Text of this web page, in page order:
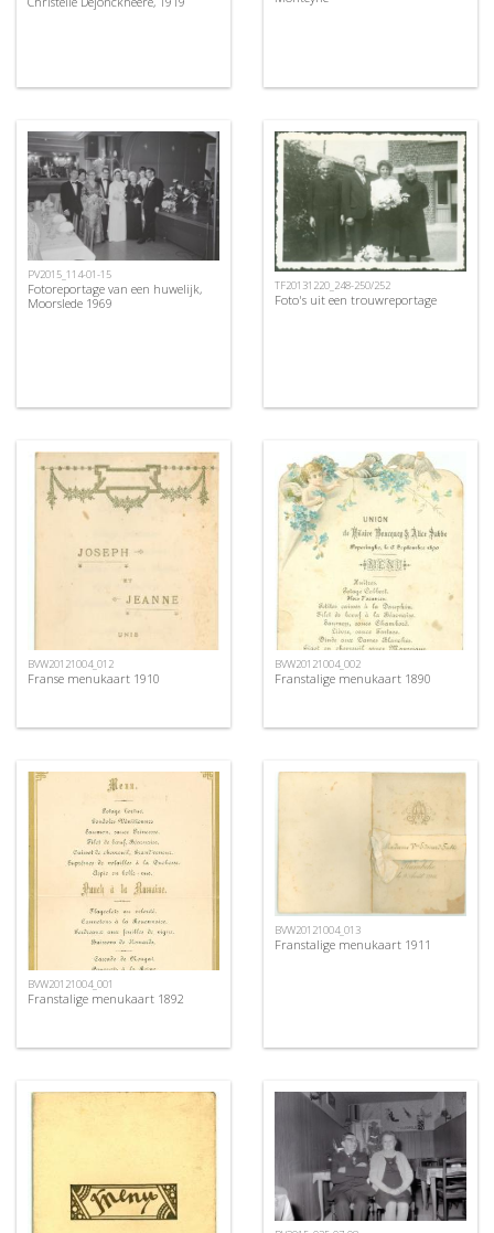
PV2015_114-01-15
Fotoreportage van een huwelijk,
Moorslede 1969
TF20131220_248-250/252
Foto's uit een trouwreportage
BVW20121004_012
Franse menukaart 1910
BVW20121004_002
Franstalige menukaart 1890
BVW20121004_001
Franstalige menukaart 1892
BVW20121004_013
Franstalige menukaart 1911